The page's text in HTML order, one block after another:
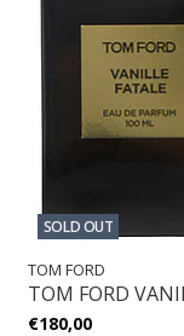
SOLD OUT
TOM FORD
TOM FORD
€180,00